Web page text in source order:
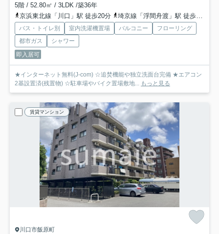
5階 / 52.80㎡ / 3LDK /築36年
京浜東北線「川口」駅 徒歩20分
埼京線「浮間舟渡」駅 徒歩45分
バス・トイレ別 室内洗濯機置場 バルコニー
フローリング
都市ガス
シャワー
即入居可
★インターネット無料(J-com) ☆追焚機能や独立洗面台完備 ★エアコン
2基設置済(残置物) ☆駐車場やバイク置場敷地... もっと見る
賃貸マンション
川口市飯原町